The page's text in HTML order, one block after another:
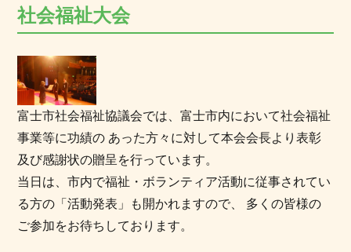
社会福祉大会
富士市社会福祉協議会では、富士市内において社会福祉
事業等に功績の あった方々に対して本会会長より表彰
及び感謝状の贈呈を行っています。
当日は、市内で福祉・ボランティア活動に従事されてい
る方の「活動発表」も開かれますので、 多くの皆様の
ご参加をお待ちしております。